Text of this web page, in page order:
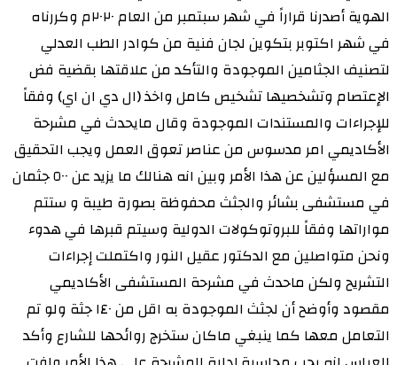
الهوية أصدرنا قراراً في شهر سبتمبر من العام ٢٠٢٠م وكررناه
في شهر اكتوبر بتكوين لجان فنية من كوادر الطب العدلي
لتصنيف الجثامين الموجودة والتأكد من علاقتها بقضية فض
الإعتصام وتشخصيها تشخيص كامل واخذ (ال دي ان اي) وفقاً
للإجراءات والمستندات الموجودة وقال مايحدث في مشرحة
الأكاديمي امر مدسوس من عناصر تعوق العمل ويجب التحقيق
مع المسؤلين عن هذا الأمر وبين انه هنالك ما يزيد عن ٥٠٠ جثمان
في مستشفى بشائر والجثث محفوظة بصورة طيبة و ستتم
مواراتها وفقاً للبروتوكولات الدولية وسيتم قبرها في هدوء
ونحن متواصلين مع الدكتور عقيل النور واكتملت إجراءات
التشريح ولكن ماحدث في مشرحة المستشفى الأكاديمي
مقصود وأوضح أن لجثث الموجودة به اقل من ١٤٠ جثة ولو تم
التعامل معها كما ينبغي ماكان ستخرج روائحها للشارع وأكد